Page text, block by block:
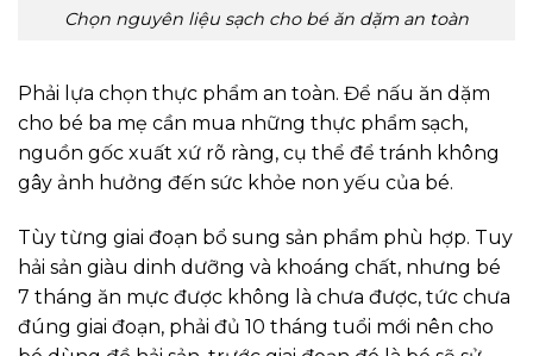
Chọn nguyên liệu sạch cho bé ăn dặm an toàn
Phải lựa chọn thực phẩm an toàn. Để nấu ăn dặm
cho bé ba mẹ cần mua những thực phẩm sạch,
nguồn gốc xuất xứ rõ ràng, cụ thể để tránh không
gây ảnh hưởng đến sức khỏe non yếu của bé.
Tùy từng giai đoạn bổ sung sản phẩm phù hợp. Tuy
hải sản giàu dinh dưỡng và khoáng chất, nhưng bé
7 tháng ăn mực được không là chưa được, tức chưa
đúng giai đoạn, phải đủ 10 tháng tuổi mới nên cho